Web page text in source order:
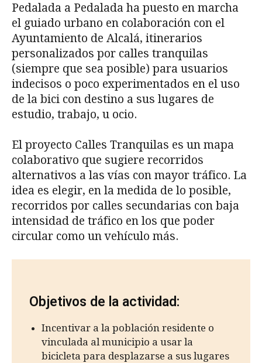
Pedalada a Pedalada ha puesto en marcha
el guiado urbano en colaboración con el
Ayuntamiento de Alcalá, itinerarios
personalizados por calles tranquilas
(siempre que sea posible) para usuarios
indecisos o poco experimentados en el uso
de la bici con destino a sus lugares de
estudio, trabajo, u ocio.
El proyecto Calles Tranquilas es un mapa
colaborativo que sugiere recorridos
alternativos a las vías con mayor tráfico. La
idea es elegir, en la medida de lo posible,
recorridos por calles secundarias con baja
intensidad de tráfico en los que poder
circular como un vehículo más.
Objetivos de la actividad:
Incentivar a la población residente o
vinculada al municipio a usar la
bicicleta para desplazarse a sus lugares